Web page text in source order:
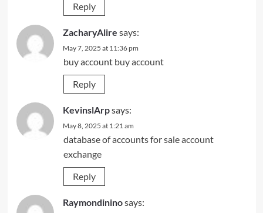
Reply
ZacharyAlire says:
May 7, 2025 at 11:36 pm
buy account buy account
Reply
KevinslArpsays:
May 8, 2025 at 1:21 am
database of accounts for saleaccount
exchange
Reply
Raymondininosays: